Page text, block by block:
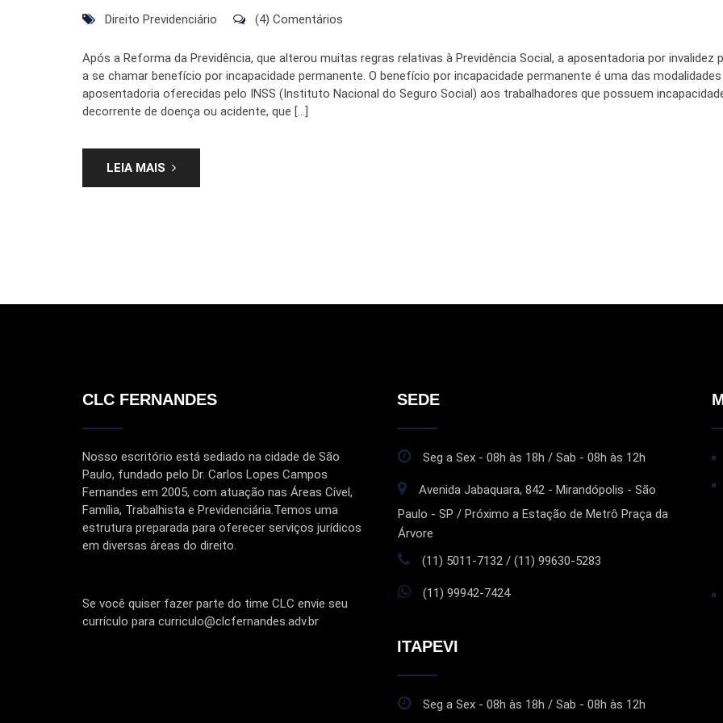
Direito Previdenciário (4) Comentários
Após a Reforma da Previdência, que alterou muitas regras relativas à Previdência Social, a aposentadoria por invalidez
a se chamar benefício por incapacidade permanente. O benefício por incapacidade permanente é uma das modalidades
aposentadoria oferecidas pelo INSS (Instituto Nacional do Seguro Social) aos trabalhadores que possuem
decorrente de doença ou acidente, que […]
LEIA MAIS
CLC FERNANDES
Nosso escritório está sediado na cidade de São
Paulo, fundado pelo Dr. Carlos Lopes Campos
Fernandes em 2005, com atuação nas Áreas Cível,
Família, Trabalhista e Previdenciária.Temos uma
estrutura preparada para oferecer serviços jurídicos
em diversas áreas do direito.
Se você quiser fazer parte do time CLC envie seu
currículo para curriculo@clcfernandes.adv.br
SEDE
Seg a Sex - 08h às 18h / Sab - 08h às 12h
Avenida Jabaquara, 842 - Mirandópolis - São
Paulo - SP / Próximo a Estação de Metrô Praça da
Árvore
(11) 5011-7132 / (11) 99630-5283
(11) 99942-7424
ITAPEVI
Seg a Sex - 08h às 18h / Sab - 08h às 12h